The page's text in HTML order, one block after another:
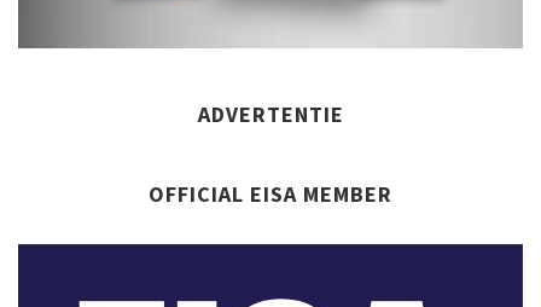
ADVERTENTIE
OFFICIAL EISA MEMBER